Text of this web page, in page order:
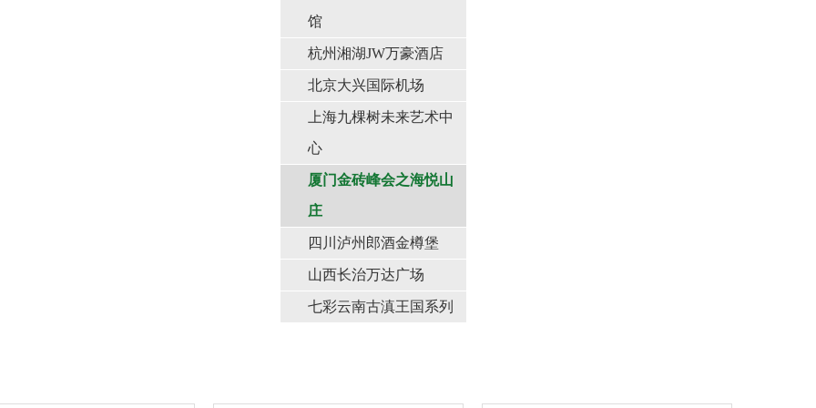
馆
杭州湘湖JW万豪酒店
北京大兴国际机场
上海九棵树未来艺术中
心
厦门金砖峰会之海悦山
庄
四川泸州郎酒金樽堡
山西长治万达广场
七彩云南古滇王国系列